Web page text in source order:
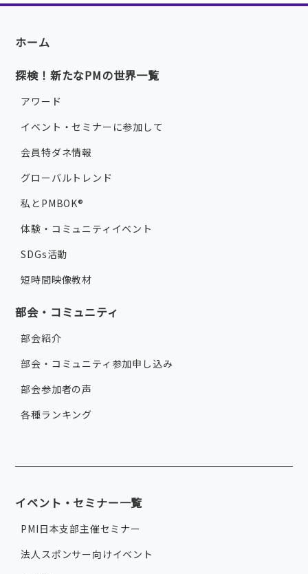
ホーム
探検！新たなPMの世界一覧
アワード
イベント・セミナーに参加して
会員特ダネ情報
グローバルトレンド
私とPMBOK®
体験・コミュニティイベント
SDGs活動
短時間映像教材
部会・コミュニティ
部会紹介
部会・コミュニティ参加申し込み
部会参加者の声
各種ランキング
イベント・セミナー一覧
PMI日本支部主催セミナー
法人スポンサー向けイベント